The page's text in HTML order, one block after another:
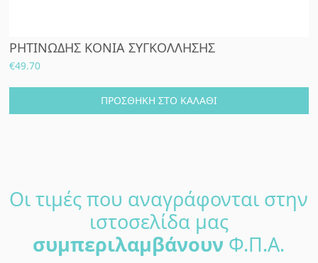
ΡΗΤΙΝΩΔΗΣ ΚΟΝΙΑ ΣΥΓΚΟΛΛΗΣΗΣ
€49.70
ΠΡΟΣΘΉΚΗ ΣΤΟ ΚΑΛΆΘΙ
Οι τιμές που αναγράφονται στην
ιστοσελίδα μας
συμπεριλαμβάνουν Φ.Π.Α.